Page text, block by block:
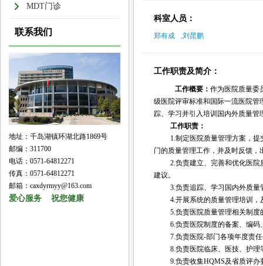
MDT门诊
联系我们
地址：千岛湖镇环湖北路1869号
邮编：311700
电话：0571-64812271
传真：0571-64812271
邮箱：caxdyrmyy@163.com
爱心服务 祝您健康
科室人员：
郑有成 ,刘昆鹏
工作职责及简介：
工作概要：作为医院质量委
级医院评审标准和国际一流医院
踪、学习并引入培训国内外质量
工作职责：
1.制定医院质量管理方案，
门的质量管理工作，并及时反馈
2.负责建立、完善和优化医
建议。
3.负责追踪、学习国内外质
4.开展系统的质量管理培训
5.负责医院质量管理相关制
6.负责医院制度的备案、编
7.负责医院-部门各项年度责
8.负责医院临床、医技、护
9.负责收集HQMS及省质评